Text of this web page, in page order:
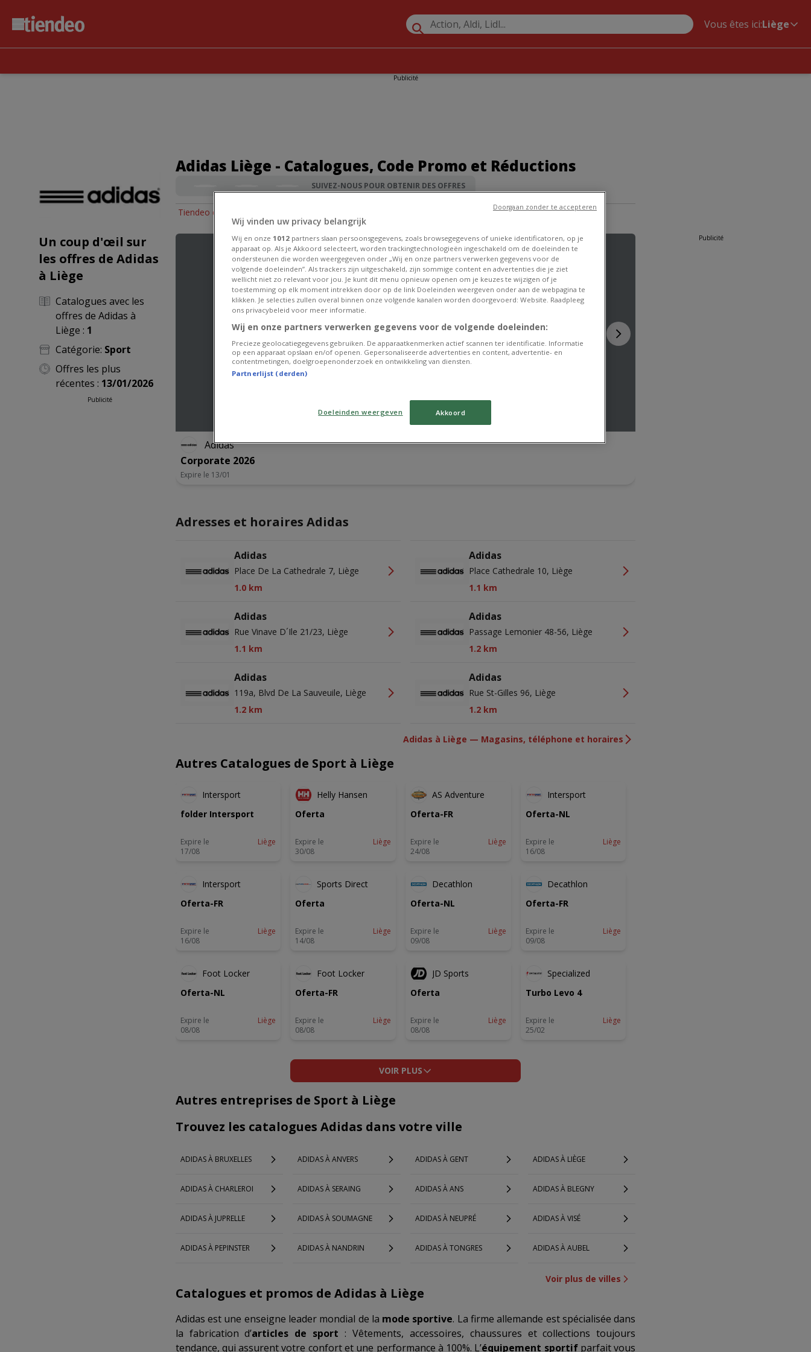
Vous êtes ici:Liège
Publicité
Adidas Liège - Catalogues, Code Promo et Réductions
SUIVEZ-NOUS POUR OBTENIR DES OFFRES
Tiendeo dans Liège
Un coup d'œil sur
les offres de Adidas
à Liège
Catalogues avec les
offres de Adidas à
Liège : 1
Catégorie: Sport
Offres les plus
récentes : 13/01/2026
Publicité
Adidas
Corporate 2026
Expire le 13/01
Adresses et horaires Adidas
Adidas
Place De La Cathedrale 7, Liège
1.0 km
Adidas
Place Cathedrale 10, Liège
1.1 km
Adidas
Rue Vinave D´ile 21/23, Liège
1.1 km
Adidas
Passage Lemonier 48-56, Liège
1.2 km
Adidas
119a, Blvd De La Sauveuile, Liège
1.2 km
Adidas
Rue St-Gilles 96, Liège
1.2 km
Adidas à Liège — Magasins, téléphone et horaires
Autres Catalogues de Sport à Liège
Intersport
folder Intersport
Expire le
17/08
Liège
Helly Hansen
Oferta
Expire le
30/08
Liège
AS Adventure
Oferta-FR
Expire le
24/08
Liège
Intersport
Oferta-NL
Expire le
16/08
Liège
Intersport
Oferta-FR
Expire le
16/08
Liège
Sports Direct
Oferta
Expire le
14/08
Liège
Decathlon
Oferta-NL
Expire le
09/08
Liège
Decathlon
Oferta-FR
Expire le
09/08
Liège
Foot Locker
Oferta-NL
Expire le
08/08
Liège
Foot Locker
Oferta-FR
Expire le
08/08
Liège
JD Sports
Oferta
Expire le
08/08
Liège
Specialized
Turbo Levo 4
Expire le
25/02
Liège
VOIR PLUS
Autres entreprises de Sport à Liège
Trouvez les catalogues Adidas dans votre ville
ADIDAS À BRUXELLES ADIDAS À ANVERS ADIDAS À GENT ADIDAS À LIÈGE
ADIDAS À CHARLEROI ADIDAS À SERAING ADIDAS À ANS ADIDAS À BLEGNY
ADIDAS À JUPRELLE ADIDAS À SOUMAGNE ADIDAS À NEUPRÉ ADIDAS À VISÉ
ADIDAS À PEPINSTER ADIDAS À NANDRIN ADIDAS À TONGRES ADIDAS À AUBEL
Voir plus de villes
Catalogues et promos de Adidas à Liège
Adidas est une enseigne leader mondial de la mode sportive. La firme allemande est spécialisée dans
la fabrication d’articles de sport : Vêtements, accessoires, chaussures et collections toujours
tendance, qui assurent votre confort et une performance à 100%. L’équipement sportifparfait vous
Publicité
Wij vinden uw privacy belangrijk
Wij en onze 1012 partners slaan persoonsgegevens, zoals browsegegevens of unieke identificatoren, op je
apparaat op. Als je Akkoord selecteert, worden trackingtechnologieën ingeschakeld om de doeleinden te
ondersteunen die worden weergegeven onder „Wij en onze partners verwerken gegevens voor de
volgende doeleinden”. Als trackers zijn uitgeschakeld, zijn sommige content en advertenties die je ziet
wellicht niet zo relevant voor jou. Je kunt dit menu opnieuw openen om je keuzes te wijzigen of je
toestemming op elk moment intrekken door op de link Doeleinden weergeven onder aan de webpagina te
klikken. Je selecties zullen overal binnen onze volgende kanalen worden doorgevoerd: Website. Raadpleeg
ons privacybeleid voor meer informatie.
Wij en onze partners verwerken gegevens voor de volgende doeleinden:
Precieze geolocatiegegevens gebruiken. De apparaatkenmerken actief scannen ter identificatie. Informatie
op een apparaat opslaan en/of openen. Gepersonaliseerde advertenties en content, advertentie- en
contentmetingen, doelgroepenonderzoek en ontwikkeling van diensten.
Partnerlijst (derden)
Doeleinden weergeven Akkoord
Doorgaan zonder te accepteren